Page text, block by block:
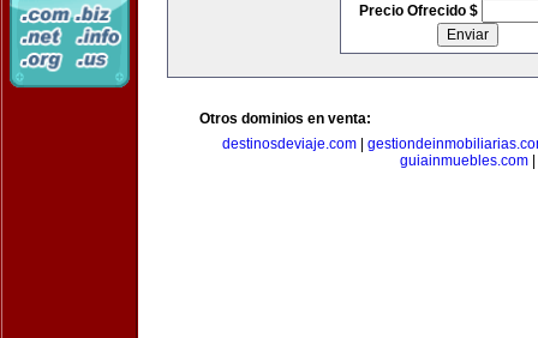
Precio Ofrecido $
Otros dominios en venta:
destinosdeviaje.com|
guiainmuebles.com|